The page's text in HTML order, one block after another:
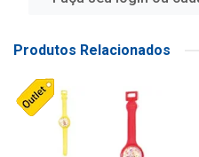
Produtos Relacionados